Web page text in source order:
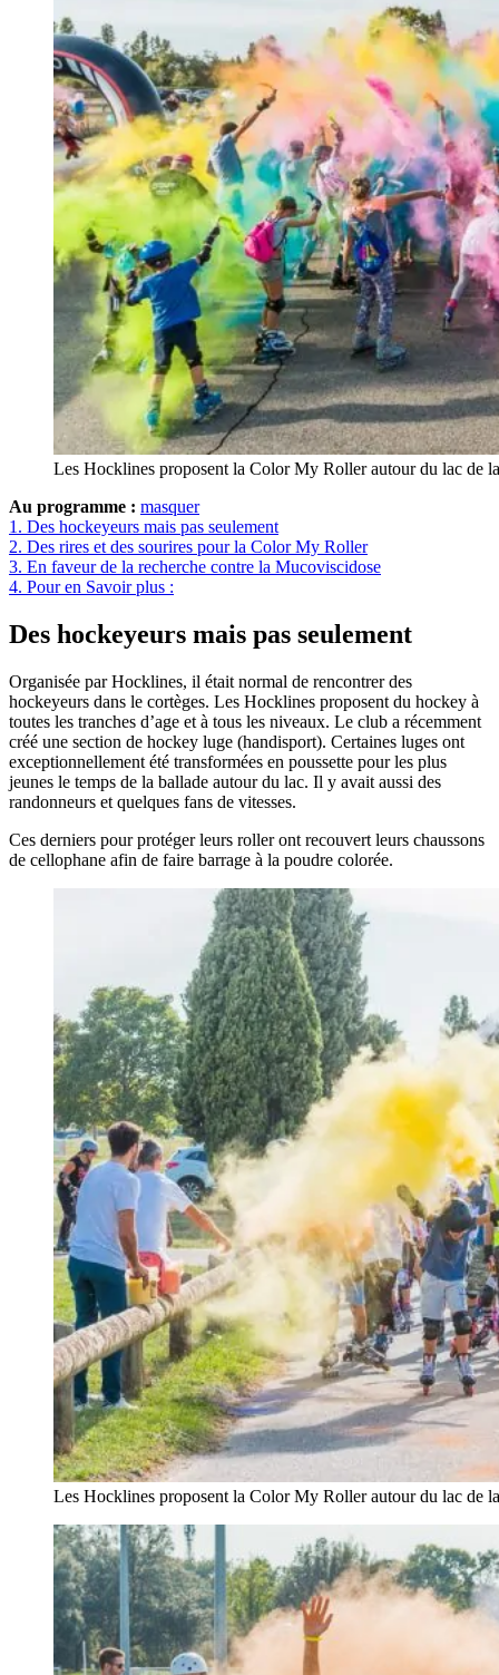
Les Hocklines proposent la Color My Roller autour du lac de
Au programme : masquer
1. Des hockeyeurs mais pas seulement
2. Des rires et des sourires pour la Color My Roller
3. En faveur de la recherche contre la Mucoviscidose
4. Pour en Savoir plus :
Des hockeyeurs mais pas seulement
Organisée par Hocklines, il était normal de rencontrer des
hockeyeurs dans le cortèges. Les Hocklines proposent du hockey à
toutes les tranches d’age et à tous les niveaux. Le club a récemment
créé une section de hockey luge (handisport). Certaines luges ont
exceptionnellement été transformées en poussette pour les plus
jeunes le temps de la ballade autour du lac. Il y avait aussi des
randonneurs et quelques fans de vitesses.
Ces derniers pour protéger leurs roller ont recouvert leurs chaussons
de cellophane afin de faire barrage à la poudre colorée.
Les Hocklines proposent la Color My Roller autour du lac de